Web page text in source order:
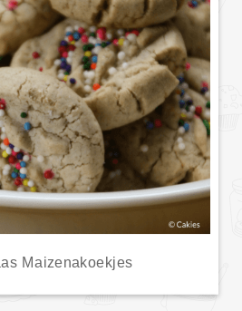
Maizenakoekjes